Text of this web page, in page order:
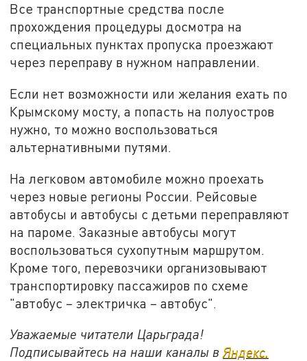
Все транспортные средства после
прохождения процедуры досмотра на
специальных пунктах пропуска проезжают
через переправу в нужном направлении.
Если нет возможности или желания ехать по
Крымскому мосту, а попасть на полуостров
нужно, то можно воспользоваться
альтернативными путями.
На легковом автомобиле можно проехать
через новые регионы России. Рейсовые
автобусы и автобусы с детьми переправляют
на пароме. Заказные автобусы могут
воспользоваться сухопутным маршрутом.
Кроме того, перевозчики организовывают
транспортировку пассажиров по схеме
"автобус – электричка – автобус".
Уважаемые читатели Царьграда!
Подписывайтесь на наши каналы вЯндекс.